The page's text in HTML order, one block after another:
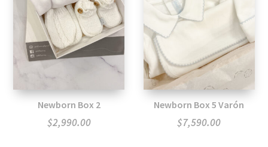
Newborn Box 2
$2,990.00
Newborn Box 5 Varón
$7,590.00